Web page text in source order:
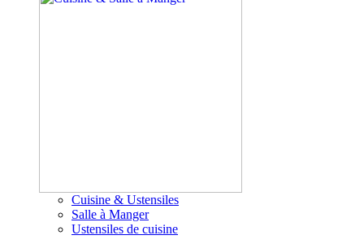
Cuisine & Ustensiles
Salle à Manger
Ustensiles de cuisine